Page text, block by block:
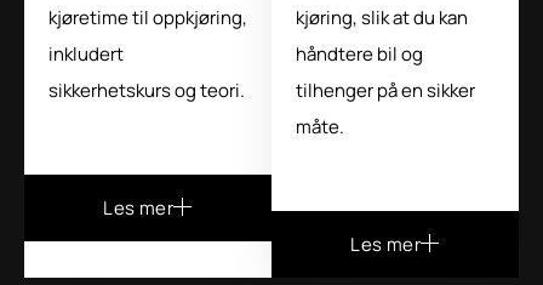
kjøretime til oppkjøring,
inkludert
sikkerhetskurs og teori.
Les mer
kjøring, slik at du kan
håndtere bil og
tilhenger på en sikker
måte.
Les mer